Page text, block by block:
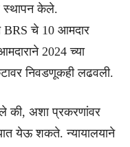
स्थापन केले.
BRS चे 10 आमदार
2024 च्या
निवडणूकही लढवली.
की, अशा प्रकरणांवर
येऊ शकते. न्यायालयाने